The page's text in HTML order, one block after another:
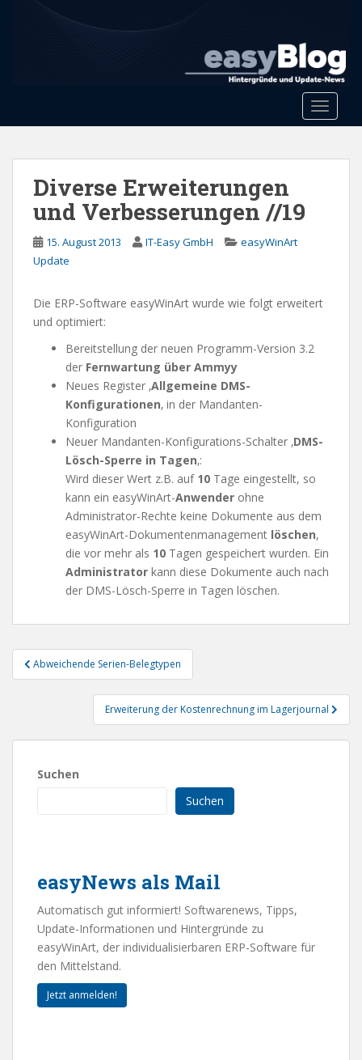
Toggle
Diverse Erweiterungen
und Verbesserungen //19
15. August 2013 IT-Easy GmbH
easyWinArt
Update
Die ERP-Software easyWinArt wurde wie folgt erweitert
und optimiert:
Bereitstellung der neuen Programm-Version 3.2
der Fernwartung über Ammyy
Neues Register ‚Allgemeine DMS-
Konfigurationen‚ in der Mandanten-
Konfiguration
Neuer Mandanten-Konfigurations-Schalter ‚DMS-
Lösch-Sperre in Tagen‚:
Wird dieser Wert z.B. auf 10 Tage eingestellt, so
kann ein easyWinArt-Anwender ohne
Administrator-Rechte keine Dokumente aus dem
easyWinArt-Dokumentenmanagement löschen,
die vor mehr als 10 Tagen gespeichert wurden. Ein
Administrator kann diese Dokumente auch nach
der DMS-Lösch-Sperre in Tagen löschen.
Beitragsnavigation
Abweichende Serien-Belegtypen
Erweiterung der Kostenrechnung im Lagerjournal
Suchen
Suchen
easyNews als Mail
Automatisch gut informiert! Softwarenews, Tipps,
Update-Informationen und Hintergründe zu
easyWinArt, der individualisierbaren ERP-Software für
den Mittelstand.
Jetzt anmelden!